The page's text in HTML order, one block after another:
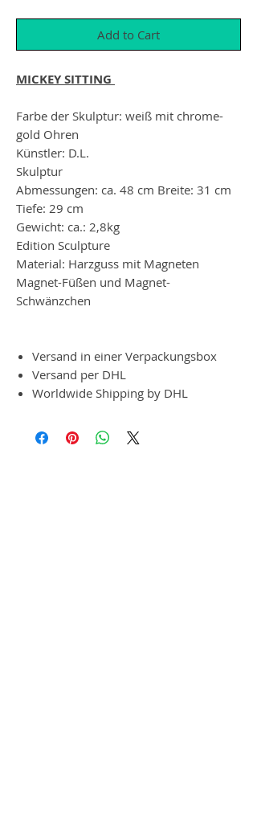
Add to Cart
MICKEY SITTING
Farbe der Skulptur: weiß mit chrome-
gold Ohren
Künstler: D.L.
Skulptur
Abmessungen: ca. 48 cm Breite: 31 cm
Tiefe: 29 cm
Gewicht: ca.: 2,8kg
Edition Sculpture
Material: Harzguss mit Magneten
Magnet-Füßen und Magnet-
Schwänzchen
Versand in einer Verpackungsbox
Versand per DHL
Worldwide Shipping by DHL